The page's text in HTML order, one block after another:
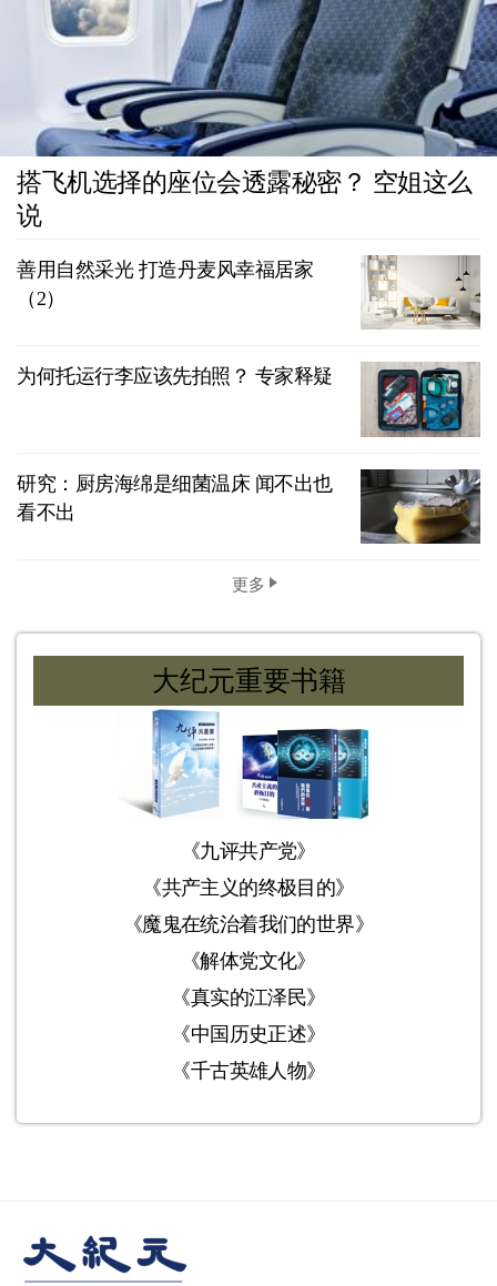
搭飞机选择的座位会透露秘密？ 空姐这么
说
善用自然采光 打造丹麦风幸福居家
（2）
为何托运行李应该先拍照？ 专家释疑
研究：厨房海绵是细菌温床 闻不出也
看不出
更多
大纪元重要书籍
《九评共产党》
《共产主义的终极目的》
《魔鬼在统治着我们的世界》
《解体党文化》
《真实的江泽民》
《中国历史正述》
《千古英雄人物》